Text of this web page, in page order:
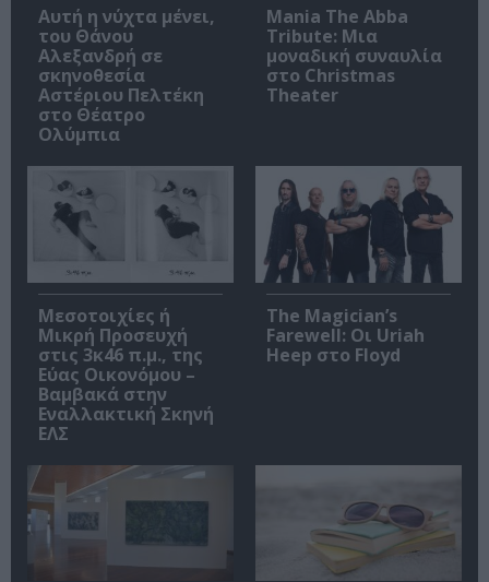
Αυτή η νύχτα μένει,
του Θάνου
Αλεξανδρή σε
σκηνοθεσία
Αστέριου Πελτέκη
στο Θέατρο
Ολύμπια
Mania The Abba
Tribute: Μια
μοναδική συναυλία
στο Christmas
Theater
Μεσοτοιχίες ή
Μικρή Προσευχή
στις 3κ46 π.μ., της
Εύας Οικονόμου –
Βαμβακά στην
Εναλλακτική Σκηνή
ΕΛΣ
The Magician’s
Farewell: Οι Uriah
Heep στο Floyd